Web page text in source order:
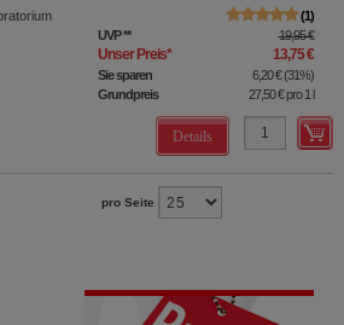
1
UVP** 19,95 €
Unser Preis* 13,75 €
Sie sparen 6,20 €(31%)
Grundpreis
27,50 €pro 1 l
Details
pro Seite